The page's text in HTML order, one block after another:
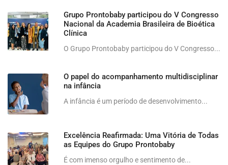
Grupo Prontobaby participou do V Congresso
Nacional da Academia Brasileira de Bioética
Clínica
O Grupo Prontobaby participou do V Congresso...
O papel do acompanhamento multidisciplinar
na infância
A infância é um período de desenvolvimento...
Excelência Reafirmada: Uma Vitória de Todas
as Equipes do Grupo Prontobaby
É com imenso orgulho e sentimento de...